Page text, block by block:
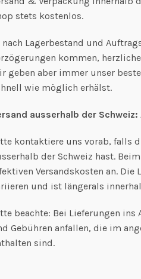
stets kostenlos.
nach Lagerbestand und
kommen,
geben aber immer unser
wie möglich erhälst.
ausserhalb der Schweiz:
kontaktiere uns vorab, falls
der Schweiz hast.
Versandskosten an. Die
und ist längerals
beachte: Bei Lieferungen ins
Gebühren anfallen, die im
sind.